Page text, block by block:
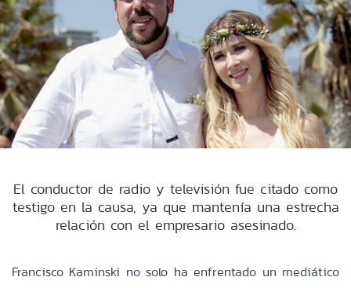
El conductor de radio y televisión fue citado como
testigo en la causa, ya que mantenía una estrecha
relación con el empresario asesinado.
Francisco Kaminski no solo ha enfrentado un mediático